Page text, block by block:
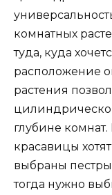
комнатных
туда, куда
расположение
растения
глубине
красавицы
выбраны
тогда нужно